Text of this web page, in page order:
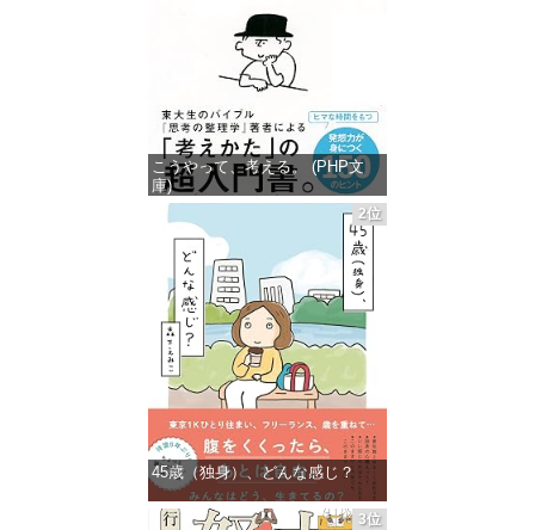
こうやって、考える。 (PHP文
庫)
価格：¥649
2位
45歳（独身）、どんな感じ？
価格：¥1,359
3位